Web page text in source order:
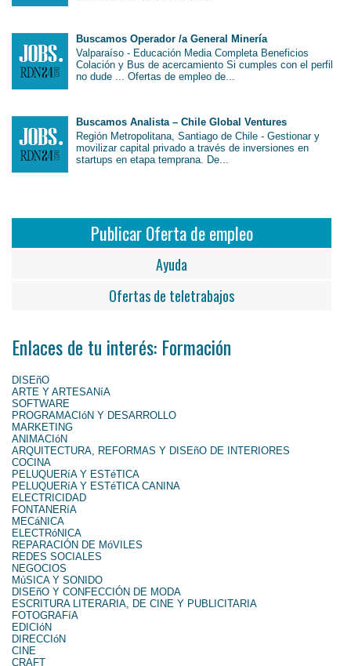
Buscamos Operador /a General Minería
Valparaíso - Educación Media Completa Beneficios
Colación y Bus de acercamiento Si cumples con el perfil
no dude ... Ofertas de empleo de...
Buscamos Analista – Chile Global Ventures
Región Metropolitana, Santiago de Chile - Gestionar y
movilizar capital privado a través de inversiones en
startups en etapa temprana. De...
Publicar Oferta de empleo
Ayuda
Ofertas de teletrabajos
Enlaces de tu interés: Formación
DISEñO
ARTE Y ARTESANíA
SOFTWARE
PROGRAMACIóN Y DESARROLLO
MARKETING
ANIMACIóN
ARQUITECTURA, REFORMAS Y DISEñO DE INTERIORES
COCINA
PELUQUERíA Y ESTéTICA
PELUQUERíA Y ESTéTICA CANINA
ELECTRICIDAD
FONTANERíA
MECáNICA
ELECTRóNICA
REPARACIÓN DE MóVILES
REDES SOCIALES
NEGOCIOS
MúSICA Y SONIDO
DISEñO Y CONFECCIÓN DE MODA
ESCRITURA LITERARIA, DE CINE Y PUBLICITARIA
FOTOGRAFíA
EDICIóN
DIRECCIóN
CINE
CRAFT